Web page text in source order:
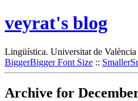
veyrat's blog
Lingüística. Universitat de València
BiggerBigger Font Size :: Smaller
Archive for